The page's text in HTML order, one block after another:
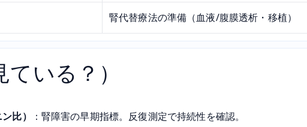
腎代替療法の準備（血液/腹膜透析・移植）
いる？）
比）
：腎障害の早期指標。反復測定で持続性を確認。